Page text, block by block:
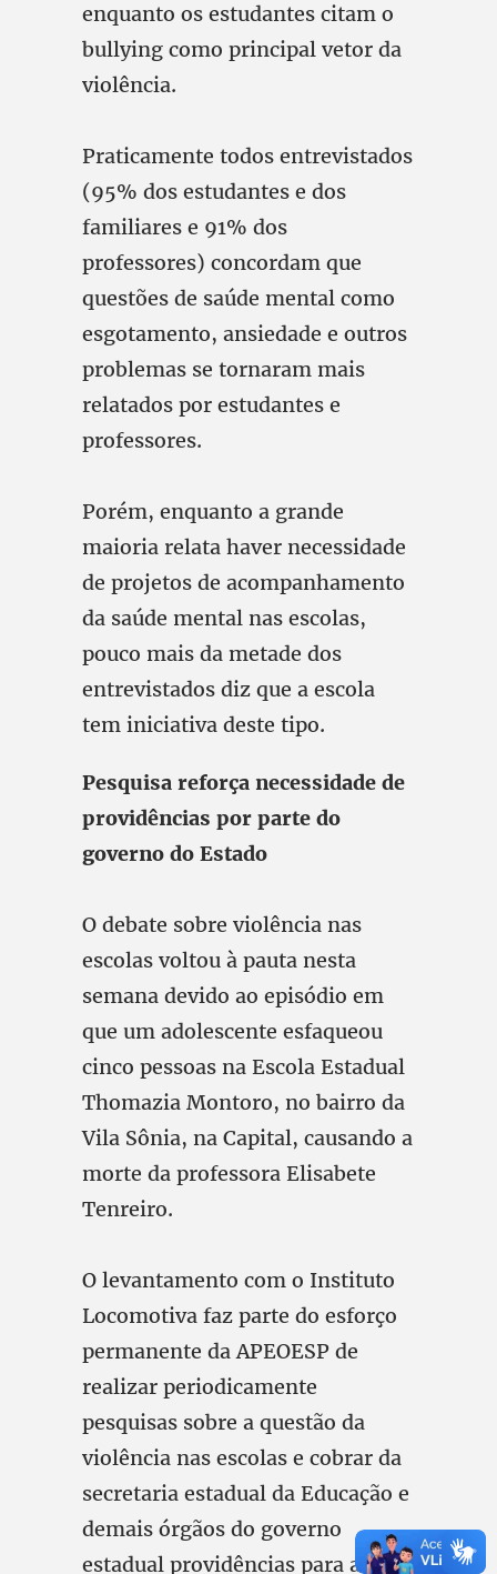
enquanto os estudantes citam o
bullying como principal vetor da
violência.
Praticamente todos entrevistados
(95% dos estudantes e dos
familiares e 91% dos
professores) concordam que
questões de saúde mental como
esgotamento, ansiedade e outros
problemas se tornaram mais
relatados por estudantes e
professores.
Porém, enquanto a grande
maioria relata haver necessidade
de projetos de acompanhamento
da saúde mental nas escolas,
pouco mais da metade dos
entrevistados diz que a escola
tem iniciativa deste tipo.
Pesquisa reforça necessidade de
providências por parte do
governo do Estado
O debate sobre violência nas
escolas voltou à pauta nesta
semana devido ao episódio em
que um adolescente esfaqueou
cinco pessoas na Escola Estadual
Thomazia Montoro, no bairro da
Vila Sônia, na Capital, causando a
morte da professora Elisabete
Tenreiro.
O levantamento com o Instituto
Locomotiva faz parte do esforço
permanente da APEOESP de
realizar periodicamente
pesquisas sobre a questão da
violência nas escolas e cobrar da
secretaria estadual da Educação e
demais órgãos do governo
estadual providências para a